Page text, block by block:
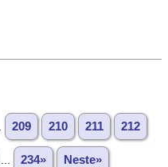
209 210 211 212
234» Neste»